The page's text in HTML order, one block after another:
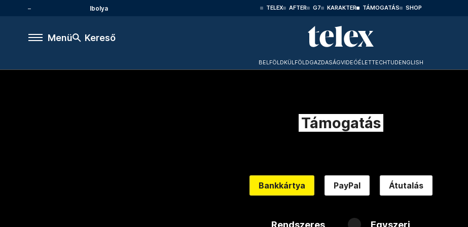
Ibolya TELEX AFTER G7 KARAKTER TÁMOGATÁS SHOP
Menü Kereső
BELFÖLDKÜLFÖLDGAZDASÁGVIDEÓÉLETTECHTUDENGLISH
Támogatás
Bankkártya PayPal Átutalás
Rendszeres Egyszeri